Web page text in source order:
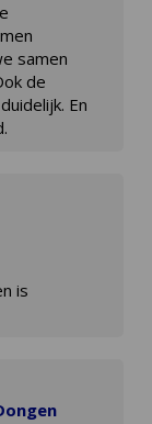
samen
de
En
is